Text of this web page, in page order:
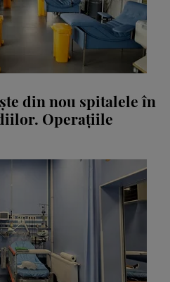
din nou spitalele în
Operațiile